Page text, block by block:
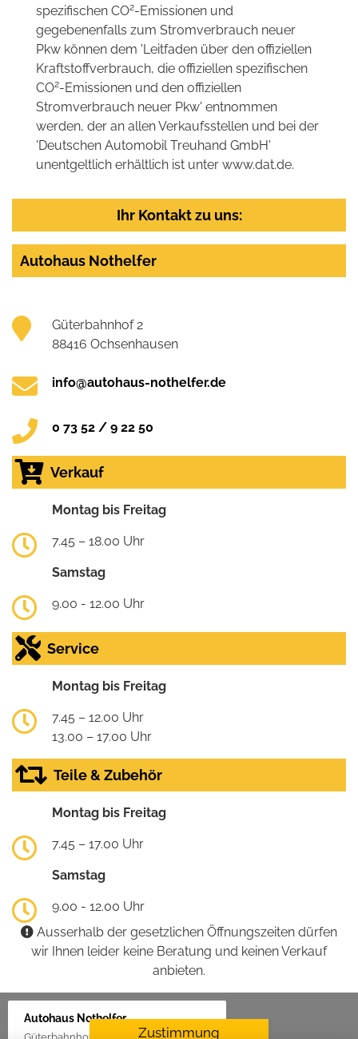
spezifischen CO2-Emissionen und
gegebenenfalls zum Stromverbrauch neuer
Pkw können dem 'Leitfaden über den offiziellen
Kraftstoffverbrauch, die offiziellen spezifischen
CO2-Emissionen und den offiziellen
Stromverbrauch neuer Pkw' entnommen
werden, der an allen Verkaufsstellen und bei der
'Deutschen Automobil Treuhand GmbH'
unentgeltlich erhältlich ist unter www.dat.de.
Ihr Kontakt zu uns:
Autohaus Nothelfer
Güterbahnhof 2
88416 Ochsenhausen
info@autohaus-nothelfer.de
0 73 52 / 9 22 50
Verkauf
Montag bis Freitag
7.45 – 18.00 Uhr
Samstag
9.00 - 12.00 Uhr
Service
Montag bis Freitag
7.45 – 12.00 Uhr
13.00 – 17.00 Uhr
Teile & Zubehör
Montag bis Freitag
7.45 – 17.00 Uhr
Samstag
9.00 - 12.00 Uhr
Ausserhalb der gesetzlichen Öffnungszeiten dürfen
wir Ihnen leider keine Beratung und keinen Verkauf
anbieten.
Autohaus Nothelfer
Zustimmung